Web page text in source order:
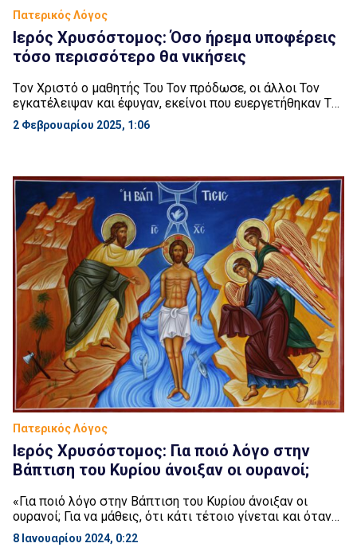
Πατερικός Λόγος
Ιερός Χρυσόστομος: Όσο ήρεμα υποφέρεις
τόσο περισσότερο θα νικήσεις
Tον Xριστό ο μαθητής Του Τον πρόδωσε, οι άλλοι Τον
εγκατέλειψαν και έφυγαν, εκείνοι που ευεργετήθηκαν Τον
έφτυσαν, ο δούλος του αρχιερέως Τον ράπισε, οι
στρατιώτες Τον κολάφιζαν, οι διερχόμενοι Τον
τους αντιμετώπιζε όλους με σιωπή, διδάσκοντας εσένα
έμπρακτα, ότι […]
2 Φεβρουαρίου 2025, 1:06
Πατερικός Λόγος
Ιερός Χρυσόστομος: Για ποιό λόγο στην
Βάπτιση του Κυρίου άνοιξαν οι ουρανοί;
«Για ποιό λόγο στην Βάπτιση του Κυρίου άνοιξαν οι
ουρανοί; Για να μάθεις, ότι κάτι τέτοιο γίνεται και όταν
εσύ βαπτίζεσαι. Ο Θεός σε καλεί προς την άνω Πατρίδα.
Σε πείθει, ότι τίποτε κοινό δεν έχεις προς το χώμα».
8 Ιανουαρίου 2024, 0:22